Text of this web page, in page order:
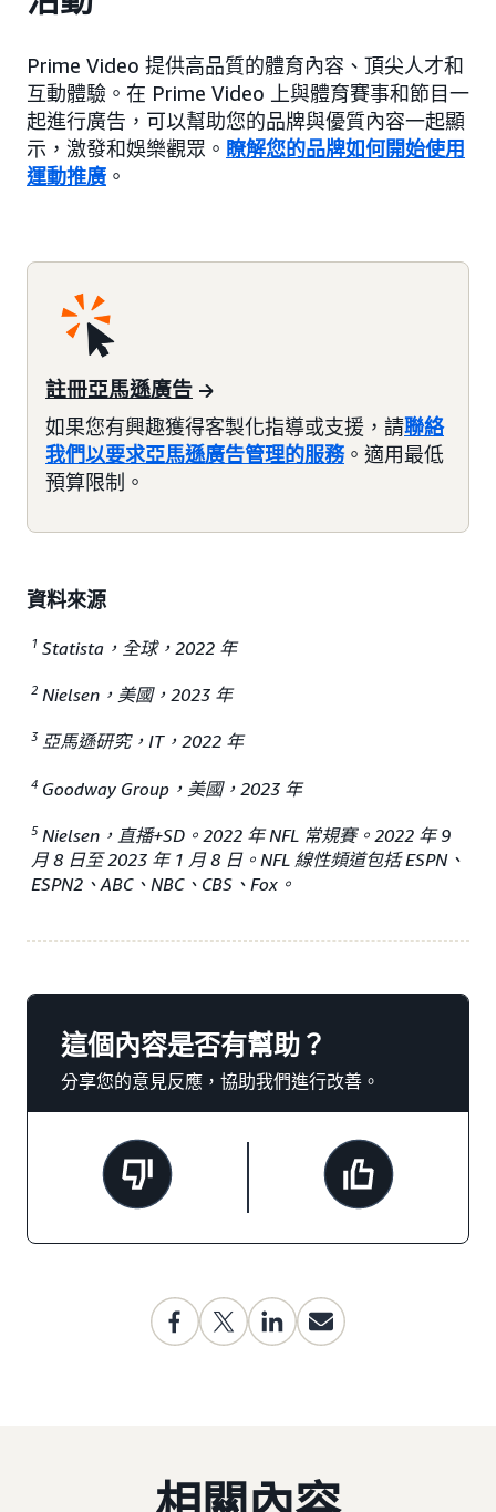
Prime Video 提供高品質的體育內容、頂尖人才和
互動體驗。在 Prime Video 上與體育賽事和節目一
起進行廣告，可以幫助您的品牌與優質內容一起顯
示，激發和娛樂觀眾。 瞭解您的品牌如何開始使用
運動推廣 。
註冊亞馬遜廣告
如果您有興趣獲得客製化指導或支援，請聯絡
我們以要求亞馬遜廣告管理的服務。適用最低
預算限制。
資料來源
1 Statista，全球，2022 年
2 Nielsen，美國，2023 年
3 亞馬遜研究，IT，2022 年
4 Goodway Group，美國，2023 年
5 Nielsen，直播+SD。2022 年 NFL 常規賽。2022 年 9
月 8 日至 2023 年 1 月 8 日。NFL 線性頻道包括 ESPN、
ESPN2、ABC、NBC、CBS、Fox。
這個內容是否有幫助？
分享您的意見反應，協助我們進行改善。